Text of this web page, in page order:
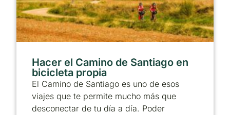
Hacer el Camino de Santiago en
bicicleta propia
El Camino de Santiago es uno de esos
viajes que te permite mucho más que
desconectar de tu día a día. Poder